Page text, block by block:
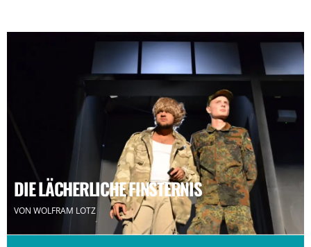
DIE LÄCHERLICHE FINSTERNIS
VON WOLFRAM LOTZ